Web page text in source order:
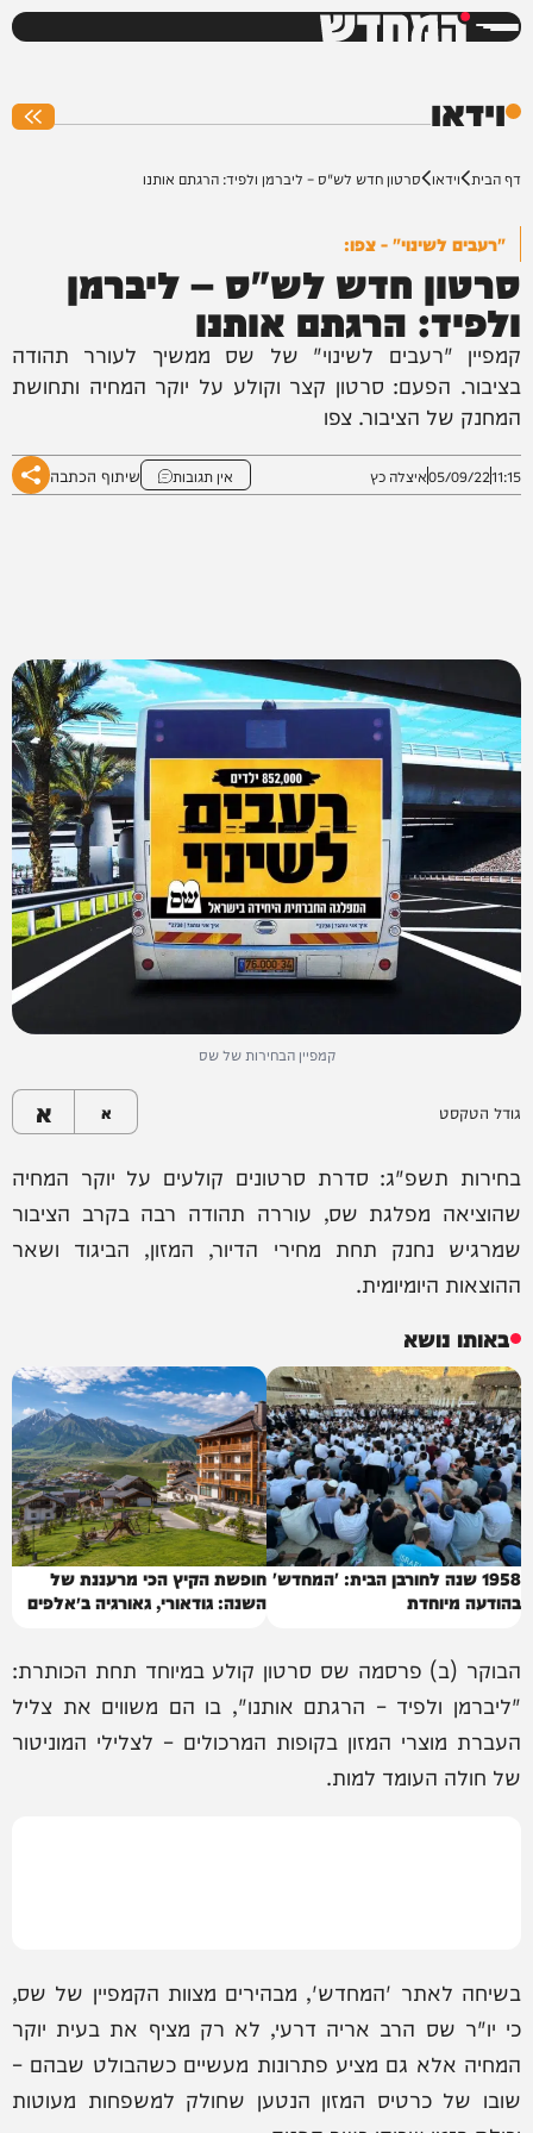
המחדש
וידאו
דף הבית וידאו סרטון חדש לש"ס – ליברמן ולפיד: הרגתם אותנו
"רעבים לשינוי" - צפו:
סרטון חדש לש"ס – ליברמן
ולפיד: הרגתם אותנו
קמפיין "רעבים לשינוי" של שס ממשיך לעורר תהודה
בציבור. הפעם: סרטון קצר וקולע על יוקר המחיה ותחושת
המחנק של הציבור. צפו
11:15
05/09/22איצלה כץ אין תגובות שיתוף הכתבה
קמפיין הבחירות של שס
גודל הטקסט א א
בחירות תשפ"ג: סדרת סרטונים קולעים על יוקר המחיה
שהוציאה מפלגת שס, עוררה תהודה רבה בקרב הציבור
שמרגיש נחנק תחת מחירי הדיור, המזון, הביגוד ושאר
ההוצאות היומיומית.
באותו נושא
1958 שנה לחורבן הבית: 'המחדש'
בהודעה מיוחדת
חופשת הקיץ הכי מרעננת של
השנה: גודאורי, גאורגיה ב״אלפים
הבוקר (ב) פרסמה שס סרטון קולע במיוחד תחת הכותרת:
"ליברמן ולפיד – הרגתם אותנו", בו הם משווים את צליל
העברת מוצרי המזון בקופות המרכולים – לצלילי המוניטור
של חולה העומד למות.
בשיחה לאתר 'המחדש', מבהירים מצוות הקמפיין של שס,
כי יו"ר שס הרב אריה דרעי, לא רק מציף את בעית יוקר
המחיה אלא גם מציע פתרונות מעשיים כשהבולט שבהם –
שובו של כרטיס המזון הנטען שחולק למשפחות מעוטות